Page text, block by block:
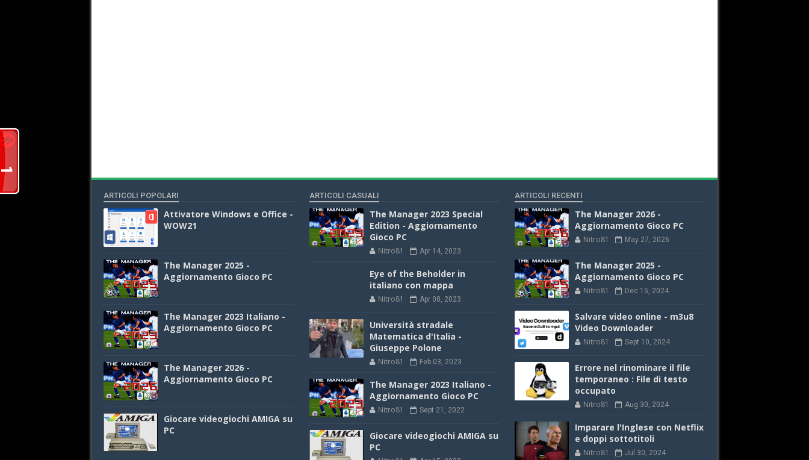
ARTICOLI POPOLARI
Attivatore Windows e Office -
WOW21
The Manager 2025 -
Aggiornamento Gioco PC
The Manager 2023 Italiano -
Aggiornamento Gioco PC
The Manager 2026 -
Aggiornamento Gioco PC
Giocare videogiochi AMIGA su
PC
ARTICOLI CASUALI
The Manager 2023 Special
Edition - Aggiornamento
Gioco PC
Nitro81 Apr 14, 2023
Eye of the Beholder in
italiano con mappa
Nitro81 Apr 08, 2023
Università stradale
Matematica d'Italia -
Giuseppe Polone
Nitro81 Feb 03, 2023
The Manager 2023 Italiano -
Aggiornamento Gioco PC
Nitro81 Sept 21, 2022
Giocare videogiochi AMIGA su
PC
ARTICOLI RECENTI
The Manager 2026 -
Aggiornamento Gioco PC
Nitro81 May 27, 2026
The Manager 2025 -
Aggiornamento Gioco PC
Nitro81 Dec 15, 2024
Salvare video online - m3u8
Video Downloader
Nitro81 Sept 10, 2024
Errore nel rinominare il file
temporaneo : File di testo
occupato
Nitro81 Aug 30, 2024
Imparare l'Inglese con Netflix
e doppi sottotitoli
Nitro81 Jul 30, 2024